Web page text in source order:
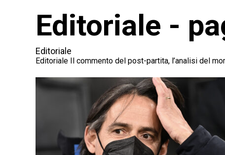
Editoriale -
Editoriale
Editoriale Il commento del post-partita, l’analisi del